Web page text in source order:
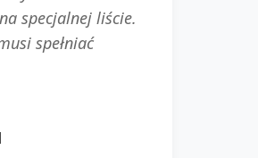
specjalnej liście.
spełniać